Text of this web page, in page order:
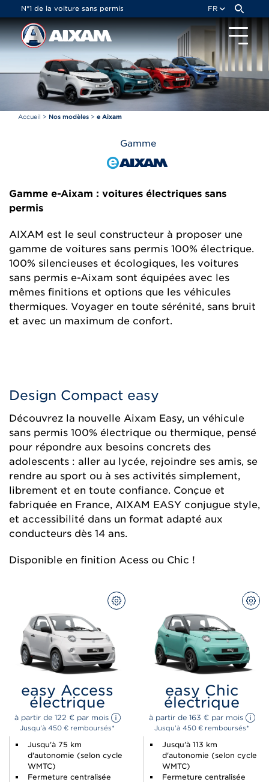
N°1 de la voiture sans permis FR
Accueil > Nos modèles > e Aixam
Gamme
Gamme e-Aixam : voitures électriques sans
permis
AIXAM est le seul constructeur à proposer une
gamme de voitures sans permis 100% électrique.
100% silencieuses et écologiques, les voitures
sans permis e-Aixam sont équipées avec les
mêmes finitions et options que les véhicules
thermiques. Voyager en toute sérénité, sans bruit
et avec un maximum de confort.
Design Compact easy
Découvrez la nouvelle Aixam Easy, un véhicule
sans permis 100% électrique ou thermique, pensé
pour répondre aux besoins concrets des
adolescents : aller au lycée, rejoindre ses amis, se
rendre au sport ou à ses activités simplement,
librement et en toute confiance. Conçue et
fabriquée en France, AIXAM EASY conjugue style,
et accessibilité dans un format adapté aux
conducteurs dès 14 ans.
Disponible en finition Acess ou Chic !
easy Access
électrique
à partir de 122 € par mois
Jusqu’à 450 € remboursés*
CONFIGUREZ
Jusqu'à 75 km
d'autonomie (selon cycle
WMTC)
Fermeture centralisée
easy Chic
électrique
à partir de 163 € par mois
Jusqu’à 450 € remboursés*
Jusqu'à 113 km
d'autonomie (selon cycle
WMTC)
Fermeture centralisée
Panneau de gestion des cookies